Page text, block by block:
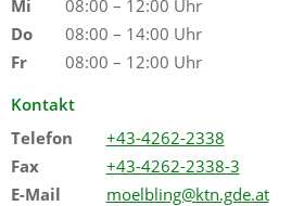
Mi
08:00 – 12:00 Uhr
Do
08:00 – 14:00 Uhr
Fr
08:00 – 12:00 Uhr
Kontakt
Telefon
+43-4262-2338
Fax
+43-4262-2338-3
E-Mail
moelbling@ktn.gde.at